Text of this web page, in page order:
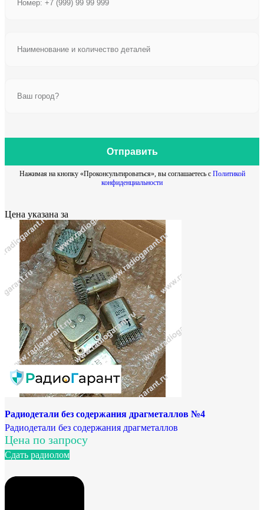
Отправить
Нажимая на кнопку «Проконсультироваться», вы соглашаетесь с Политикой
конфиденциальности
Цена указана за
Радиодетали без содержания драгметаллов №4
Радиодетали без содержания драгметаллов
Цена по запросу
Сдать радиолом